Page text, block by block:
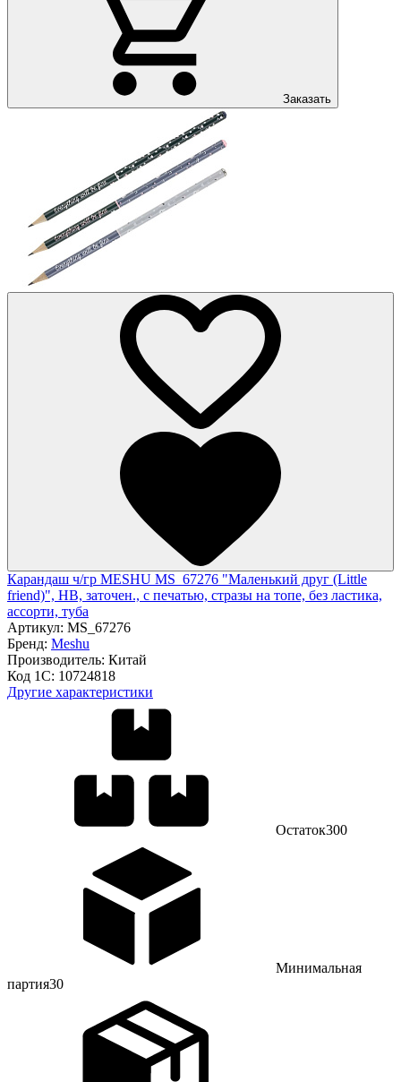
Заказать
Карандаш ч/гр MESHU MS_67276 "Маленький друг (Little
friend)", HB, заточен., с печатью, стразы на топе, без ластика,
ассорти, туба
Артикул: MS_67276
Бренд: Meshu
Производитель: Китай
Код 1С: 10724818
Другие характеристики
Остаток300
Минимальная
партия30